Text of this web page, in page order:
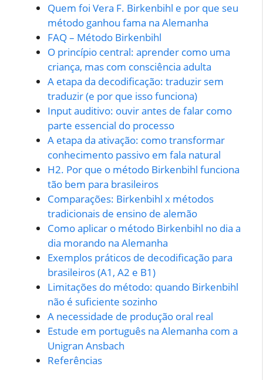
Quem foi Vera F. Birkenbihl e por que seu
método ganhou fama na Alemanha
FAQ – Método Birkenbihl
O princípio central: aprender como uma
criança, mas com consciência adulta
A etapa da decodificação: traduzir sem
traduzir (e por que isso funciona)
Input auditivo: ouvir antes de falar como
parte essencial do processo
A etapa da ativação: como transformar
conhecimento passivo em fala natural
H2. Por que o método Birkenbihl funciona
tão bem para brasileiros
Comparações: Birkenbihl x métodos
tradicionais de ensino de alemão
Como aplicar o método Birkenbihl no dia a
dia morando na Alemanha
Exemplos práticos de decodificação para
brasileiros (A1, A2 e B1)
Limitações do método: quando Birkenbihl
não é suficiente sozinho
A necessidade de produção oral real
Estude em português na Alemanha com a
Unigran Ansbach
Referências